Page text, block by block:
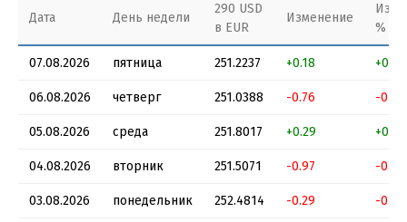
Дата День недели
290 USD
в EUR
Изменение
%
07.08.2026 пятница 251.2237 +0.18
06.08.2026 четверг 251.0388 -0.76 -0.3
05.08.2026 среда 251.8017 +0.29
04.08.2026 вторник 251.5071 -0.97 -0.39
03.08.2026 понедельник 252.4814 -0.29 -0.11